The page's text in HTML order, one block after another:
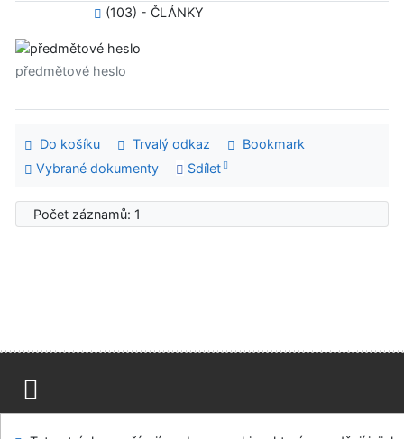
(103) - ČLÁNKY
předmětové heslo
Do košíku Trvalý odkaz
Bookmark
Vybrané dokumenty
Sdílet
Počet záznamů: 1